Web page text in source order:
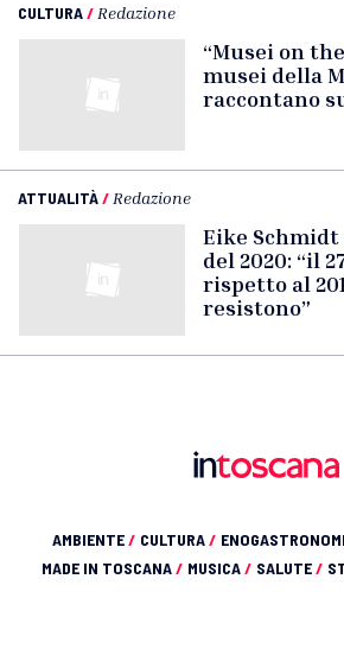
CULTURA/ Redazione
“Musei on
musei della
raccontano
ATTUALITÀ/ Redazione
Eike
del 2020: “il
rispetto al
resistono”
AMBIENTE/ CULTURA/
MADE IN TOSCANA/ MUSICA/ SALUTE/